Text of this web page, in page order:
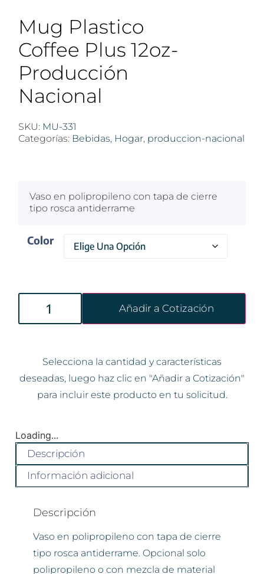
Mug Plastico
Coffee Plus 12oz-
Producción
Nacional
SKU: MU-331
Categorías: Bebidas, Hogar, produccion-nacional
Vaso en polipropileno con tapa de cierre
tipo rosca antiderrame
Color
Añadir a Cotización
Selecciona la cantidad y características
deseadas, luego haz clic en "Añadir a Cotización"
para incluir este producto en tu solicitud.
Loading...
Descripción
Información adicional
Descripción
Vaso en polipropileno con tapa de cierre
tipo rosca antiderrame. Opcional solo
polipropileno o con mezcla de material